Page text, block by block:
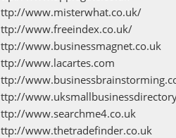
www.misterwhat.co.uk/
www.freeindex.co.uk/
www.businessmagnet.co.uk
www.lacartes.com
www.searchme4.co.uk
www.thetradefinder.co.uk